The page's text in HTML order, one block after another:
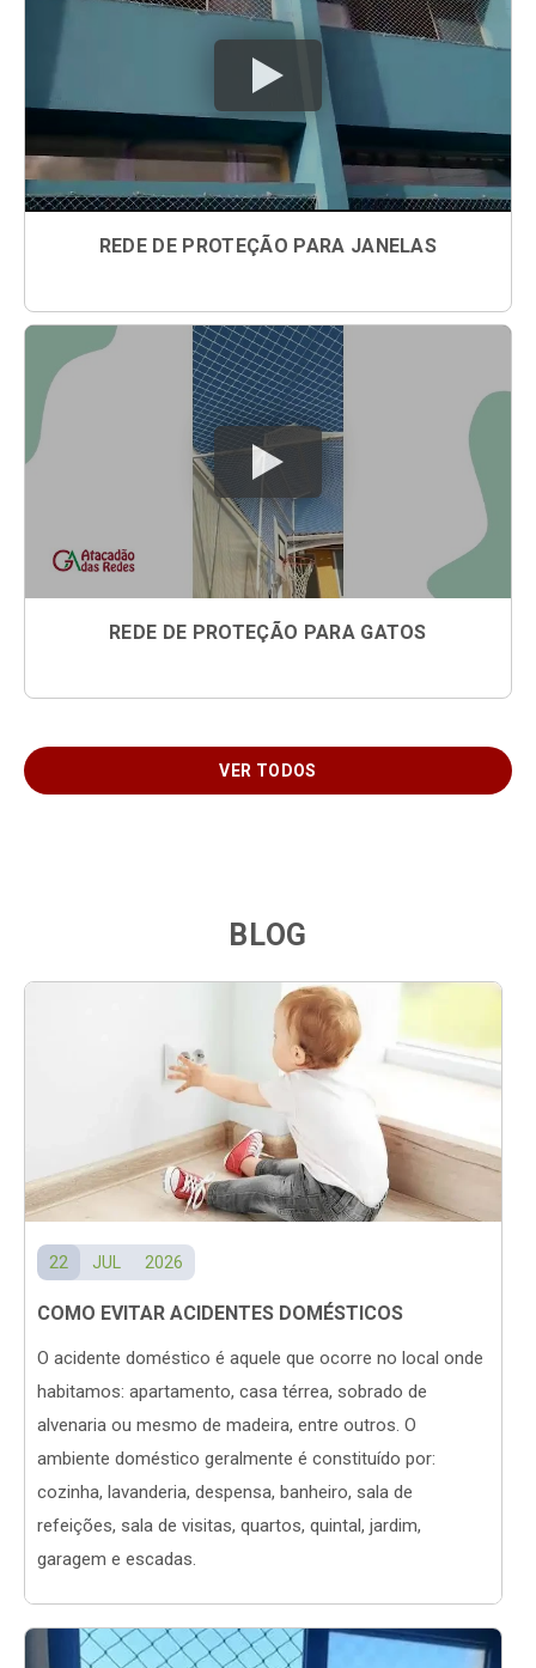
REDE DE PROTEÇÃO PARA JANELAS
REDE DE PROTEÇÃO PARA GATOS
VER TODOS
BLOG
22 JUL 2026
COMO EVITAR ACIDENTES DOMÉSTICOS
O acidente doméstico é aquele que ocorre no local onde
habitamos: apartamento, casa térrea, sobrado de
alvenaria ou mesmo de madeira, entre outros. O
ambiente doméstico geralmente é constituído por:
cozinha, lavanderia, despensa, banheiro, sala de
refeições, sala de visitas, quartos, quintal, jardim,
garagem e escadas.